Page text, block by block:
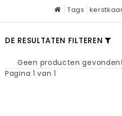
Tags
DE RESULTATEN FILTEREN
Geen producten
Pagina 1 van 1